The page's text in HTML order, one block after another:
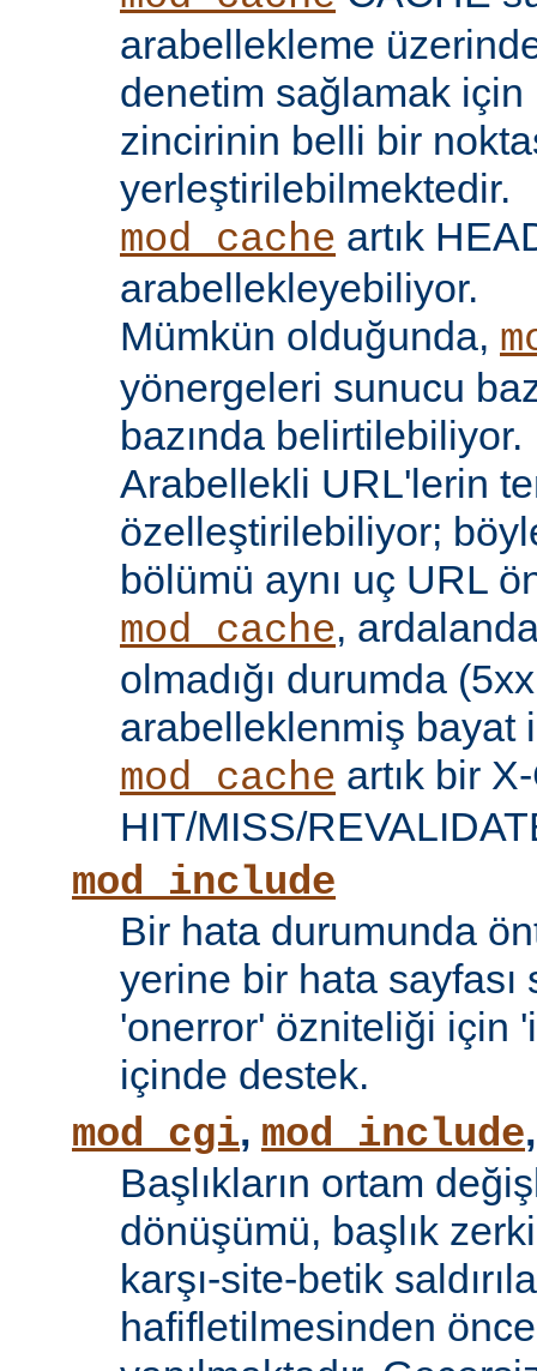
arabellekleme
denetim sağlamak
zincirinin belli bir
yerleştirilebilmektedir.
mod_cache artık
arabellekleyebiliyor.
Mümkün olduğunda,
yönergeleri sunucu
bazında belirtilebiliyor.
Arabellekli URL'lerin
özelleştirilebiliyor;
bölümü aynı uç URL
mod_cache,
olmadığı durumda
arabelleklenmiş bayat
mod_cache artık bir
HIT/MISS/
mod_include
Bir hata durumunda
yerine bir hata sayfası
'onerror' özniteliği için
içinde destek.
mod_cgi, mod_include
Başlıkların ortam
dönüşümü, başlık
karşı-site-betik
hafifletilmesinden